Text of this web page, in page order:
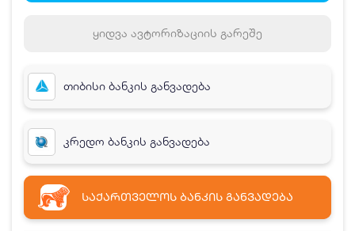
ყიდვა ავტორიზაციის გარეშე
თიბისი ბანკის განვადება
კრედო ბანკის განვადება
ᲡᲐᲥᲐᲠᲗᲕᲔᲚᲝᲡ ᲑᲐᲜᲙᲘᲡ ᲒᲐᲜᲕᲐᲓᲔᲑᲐ